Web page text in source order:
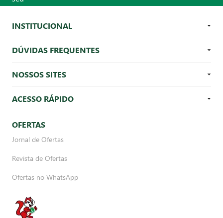
INSTITUCIONAL
DÚVIDAS FREQUENTES
NOSSOS SITES
ACESSO RÁPIDO
OFERTAS
Jornal de Ofertas
Revista de Ofertas
Ofertas no WhatsApp